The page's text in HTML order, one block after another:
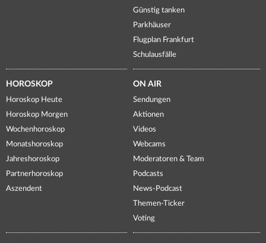
Günstig tanken
Parkhäuser
Flugplan Frankfurt
Schulausfälle
HOROSKOP
Horoskop Heute
Horoskop Morgen
Wochenhoroskop
Monatshoroskop
Jahreshoroskop
Partnerhoroskop
Aszendent
ON AIR
Sendungen
Aktionen
Videos
Webcams
Moderatoren & Team
Podcasts
News-Podcast
Themen-Ticker
Voting